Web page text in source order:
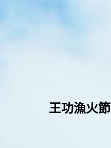
王功漁火節